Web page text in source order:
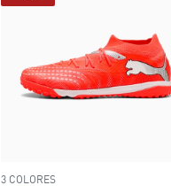
3 COLORES